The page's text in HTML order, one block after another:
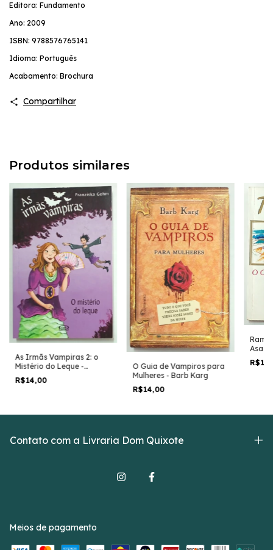
Editora: Fundamento
Ano: 2009
ISBN: 9788576765141
Idioma: Português
Acabamento: Brochura
Compartilhar
Produtos similares
As Irmãs Vampiras 2: o
Mistério do Leque -
Franziska Gehm
R$14,00
O Guia de Vampiros para
Mulheres - Barb Karg
R$14,00
Asas
T.
Contato com a Livraria Dom Quixote
Meios de pagamento